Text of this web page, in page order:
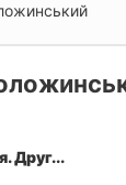
Друг...